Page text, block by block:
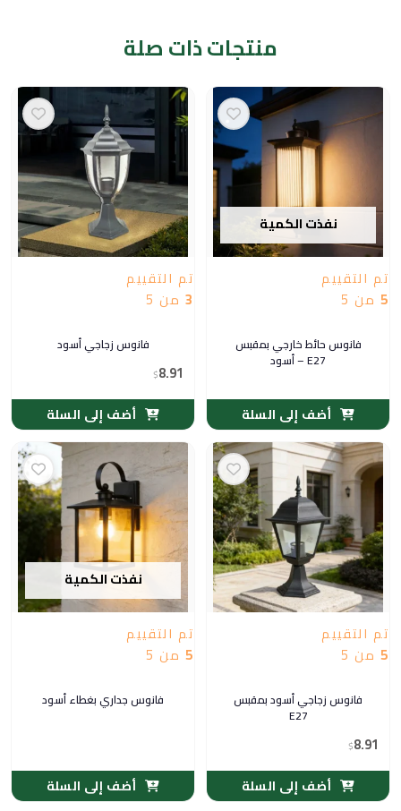
منتجات ذات صلة
نفذت الكمية
تم التقييم
5 من 5
فانوس حائط خارجي بمقبس
E27 – أسود
أضف إلى السلة
تم التقييم
3 من 5
فانوس زجاجي أسود
$8.91
أضف إلى السلة
تم التقييم
5 من 5
فانوس زجاجي أسود بمقبس
E27
$8.91
أضف إلى السلة
نفذت الكمية
تم التقييم
5 من 5
فانوس جداري بغطاء أسود
أضف إلى السلة